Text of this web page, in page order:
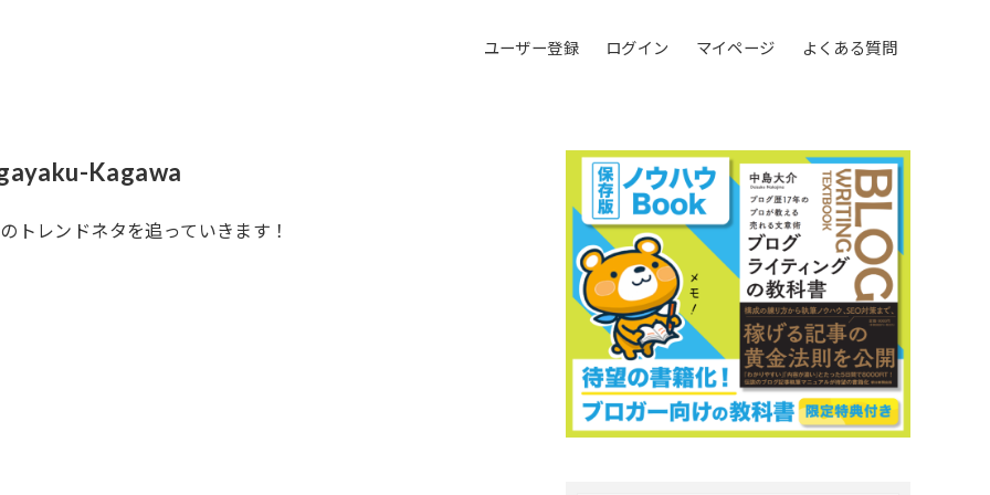
ユーザー登録 ログイン マイページ よくある質問
Kagawa
トレンドネタを追っていきます！